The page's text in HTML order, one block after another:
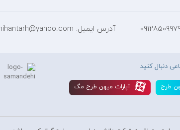
آدرس ایمیل: mihantarh@yahoo.com
دنبال کنید
طرح آپارات ميهن طرح مگ